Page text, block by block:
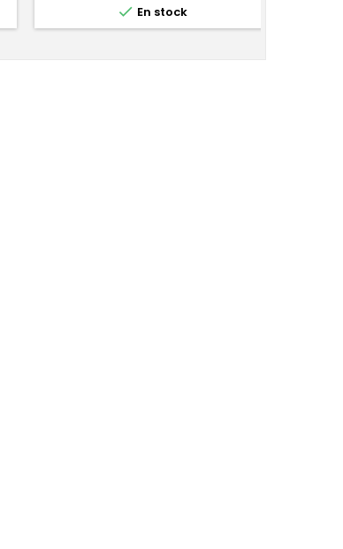
 En stock